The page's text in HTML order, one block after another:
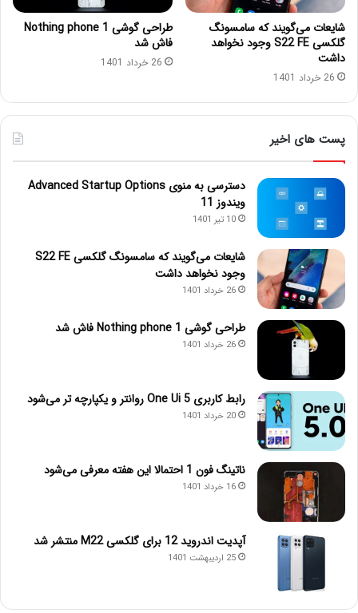
شایعات می‌گویند که سامسونگ
گلکسی S22 FE وجود نخواهد
داشت
26 خرداد 1401
طراحی گوشی Nothing phone 1
فاش شد
26 خرداد 1401
پست های اخیر
دسترسی به منوی Advanced Startup Options
ویندوز 11
10 تیر 1401
شایعات می‌گویند که سامسونگ گلکسی S22 FE
وجود نخواهد داشت
26 خرداد 1401
طراحی گوشی Nothing phone 1 فاش شد
26 خرداد 1401
رابط کاربری One Ui 5 روانتر و یکپارچه تر می‌شود
20 خرداد 1401
ناتینگ فون 1 احتمالا این هفته معرفی می‌شود
16 خرداد 1401
آپدیت اندروید 12 برای گلکسی M22 منتشر شد
25 اردیبهشت 1401